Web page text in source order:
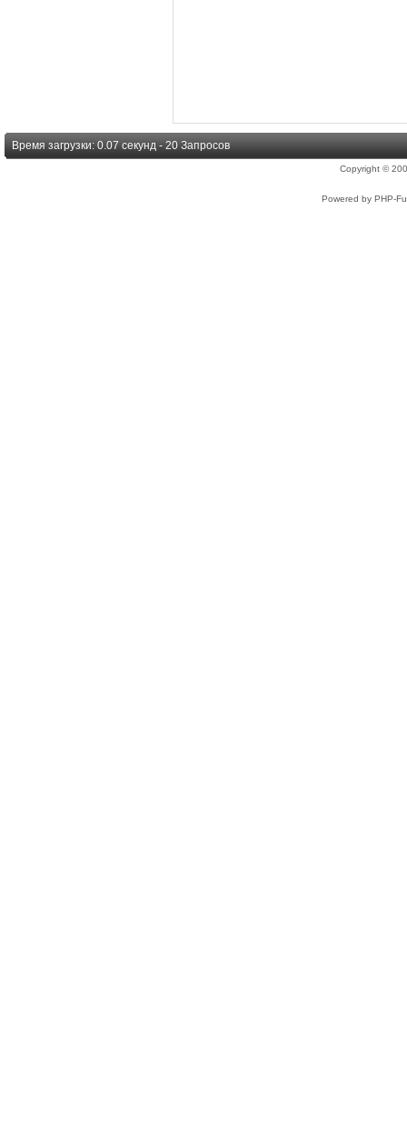
Время загрузки: 0.07 секунд - 20 Запросов
Copyright ©
Powered by PHP-